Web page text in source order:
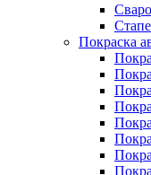
Покраска